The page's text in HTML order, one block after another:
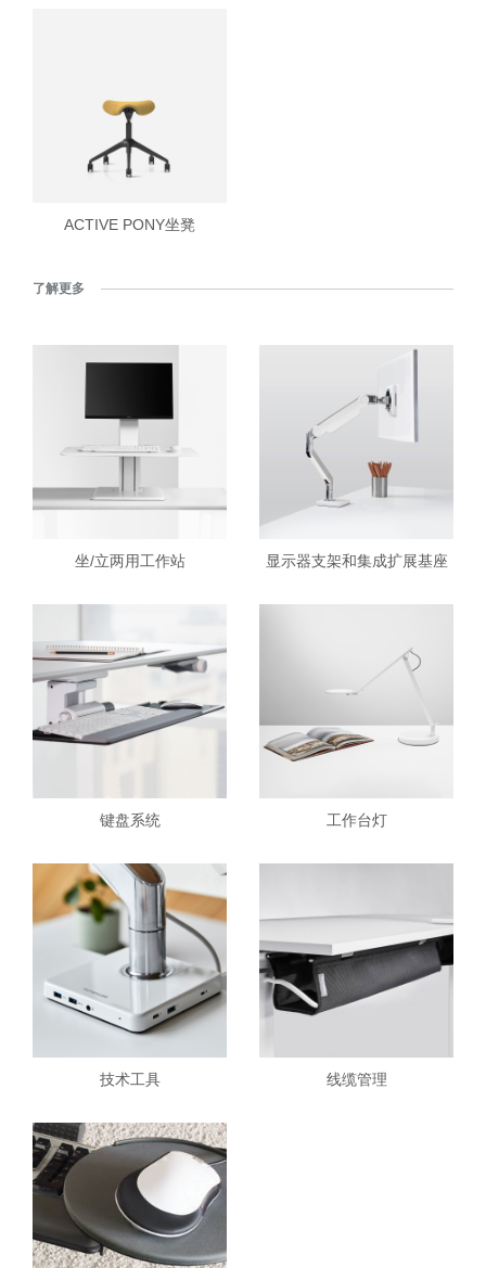
ACTIVE PONY坐凳
了解更多
坐/立两用工作站 显示器支架和集成扩展基座
键盘系统 工作台灯
技术工具 线缆管理